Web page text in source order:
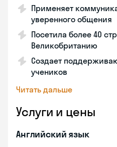
Применяет
уверенного общения
Посетила более 40
Великобританию
Создает
учеников
Читать дальше
Услуги и цены
Английский язык